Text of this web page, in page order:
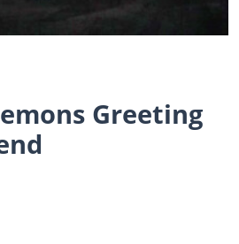
Greeting